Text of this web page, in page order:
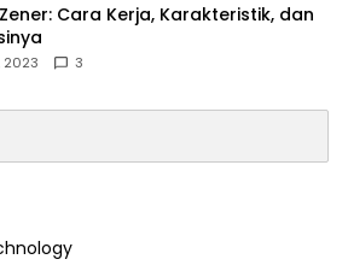
Cara Kerja, Karakteristik, dan
2023 3